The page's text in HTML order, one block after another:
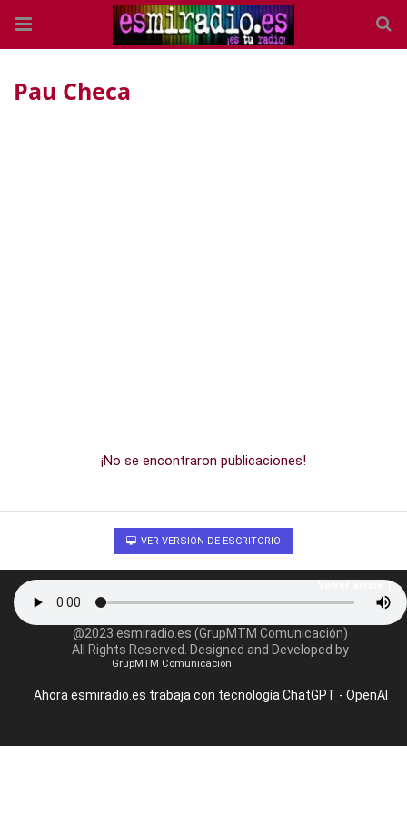
Pau Checa
¡No se encontraron publicaciones!
VER VERSIÓN DE ESCRITORIO
@2023 esmiradio.es (GrupMTM Comunicación)
All Rights Reserved. Designed and Developed by
GrupMTM Comunicación
Ahora esmiradio.es trabaja con tecnología ChatGPT - OpenAI